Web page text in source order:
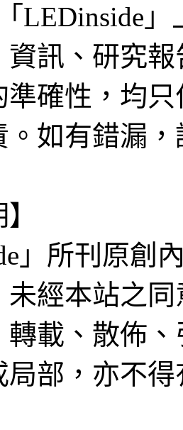
LEDinside
資訊、研究
準確性，均
。如有錯漏
」所刊原創
未經本站之
轉載、散佈
局部，亦不